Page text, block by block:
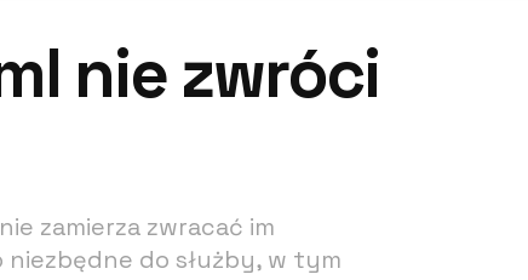
nie zwróci
zamierza zwracać im
niezbędne do służby, w tym